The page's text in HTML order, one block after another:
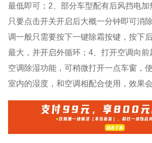
最低即可；2、部分车型配有后风挡电加
只要点击开关开启后大概一分钟即可消
调一般只需要按下一键除霜按键，按下
最大，并开启外循环；4、打开空调向前
空调除湿功能，可稍微打开一点车窗，
室内的湿度，和空调相配合使用，效果会